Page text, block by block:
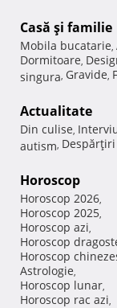
Casă şi familie
Mobila bucatarie,
Dormitoare,
singura, Gravide,
Actualitate
Din culise,
autism,
Horoscop
Horoscop 2026,
Horoscop 2025,
Horoscop azi,
Horoscop
Horoscop
Astrologie,
Horoscop lunar,
Horoscop rac azi,